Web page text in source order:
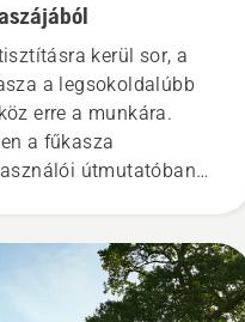
kerül sor, a
a legsokoldalúbb
erre a munkára.
a fűkasza
útmutatóban
biztonságosan
a Husqvarna